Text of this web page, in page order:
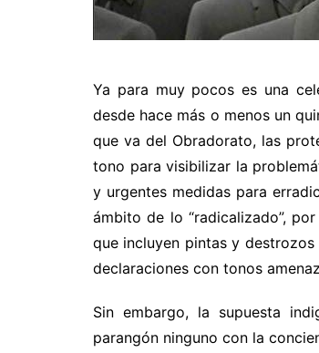
Ya para muy pocos es una
desde hace más o menos un
que va del Obradorato, las
tono para visibilizar la
y urgentes medidas para
ámbito de lo “radicalizado”,
que incluyen pintas y
declaraciones con tonos
Sin embargo, la supuesta
parangón ninguno con la